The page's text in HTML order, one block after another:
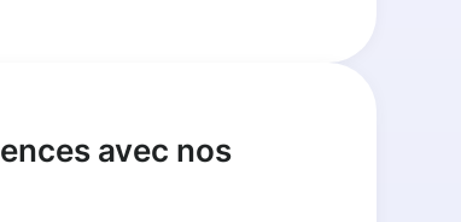
avec nos